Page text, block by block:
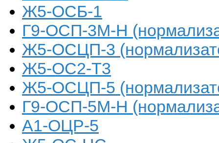
Ж5-ОСБ-1
Г9-ОСП-3М-Н
Ж5-ОСЦП-3
Ж5-ОС2-Т3
Ж5-ОСЦП-5
Г9-ОСП-5М-Н
А1-ОЦР-5